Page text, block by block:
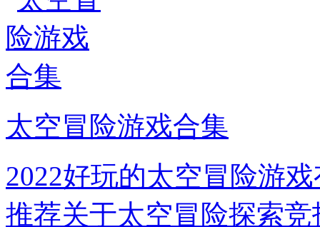
太空冒险游戏合集
2022好玩的太空冒险游
推荐关于太空冒险探索